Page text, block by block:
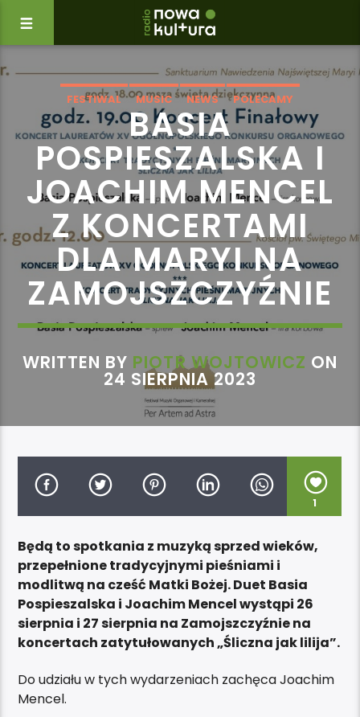
FESTIWAL MUSIC NEWS
POLECAMY
WYDARZENIA
BASIA
POSPIESZALSKA I
JOACHIM MENCEL
Z KONCERTAMI
DLA MARYI NA
ZAMOJSZCZYŹNIE
WRITTEN BY PIOTR WOJTOWICZ ON
24 SIERPNIA 2023
1
Będą to spotkania z muzyką sprzed wieków,
przepełnione tradycyjnymi pieśniami i
modlitwą na cześć Matki Bożej. Duet Basia
Pospieszalska i Joachim Mencel wystąpi 26
sierpnia i 27 sierpnia na Zamojszczyźnie na
koncertach zatytułowanych „Śliczna jak lilija”.
Do udziału w tych wydarzeniach zachęca Joachim
Mencel.